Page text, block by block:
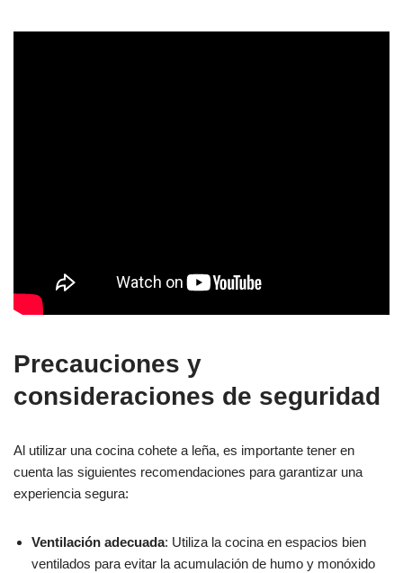
Precauciones y
consideraciones de seguridad
Al utilizar una cocina cohete a leña, es importante tener en
cuenta las siguientes recomendaciones para garantizar una
experiencia segura:
Ventilación adecuada: Utiliza la cocina en espacios bien
ventilados para evitar la acumulación de humo y monóxido